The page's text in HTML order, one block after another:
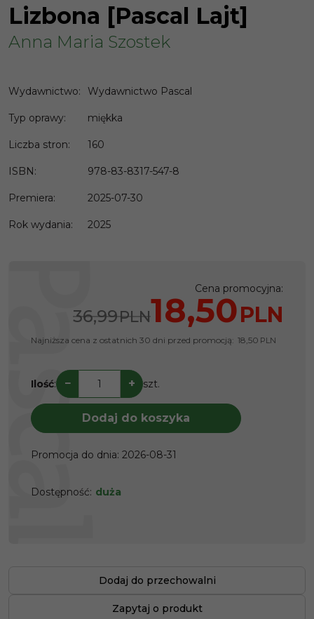
Lizbona [Pascal Lajt]
Anna Maria Szostek
Wydawnictwo: Wydawnictwo Pascal
Typ oprawy: miękka
Liczba stron: 160
ISBN: 978-83-8317-547-8
Premiera: 2025-07-30
Rok wydania: 2025
Cena promocyjna:
36,99PLN18,50PLN
Najniższa cena z ostatnich 30 dni przed promocją: 18,50 PLN
Ilość: − + szt.
Dodaj do koszyka
Promocja do dnia: 2026-08-31
Dostępność: duża
Dodaj do przechowalni
Zapytaj o produkt